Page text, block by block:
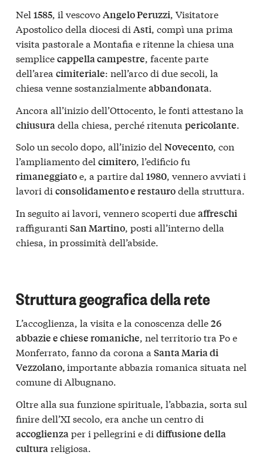
Nel 1585, il vescovoAngelo Peruzzi, Visitatore
Apostolico della diocesi di Asti, compì una prima
visita pastorale a Montafia e ritenne la chiesa una
semplicecappella campestre, facente parte
dell’area cimiteriale: nell’arco di due secoli, la
chiesa venne sostanzialmenteabbandonata.
Ancora all’inizio dell’Ottocento, le fonti attestano la
chiusura della chiesa, perché ritenuta pericolante
Solo un secolo dopo, all’inizio del Novecento, con
l’ampliamento del cimitero, l’edificio fu
rimaneggiatoe, a partire dal 1980, vennero avviati i
lavori di consolidamento e restaurodella struttura.
In seguito ai lavori, vennero scoperti dueaffreschi
raffiguranti San Martino, posti all’interno della
chiesa, in prossimità dell’abside.
Struttura geografica della rete
L’accoglienza, la visita e la conoscenza delle26
abbazie e chiese romaniche, nel territorio tra Po e
Monferrato, fanno da corona a Santa Maria di
Vezzolano,importante abbazia romanica situata nel
comune di Albugnano.
Oltre alla sua funzione spirituale, l’abbazia, sorta sul
finire dell’XI secolo, era anche un centro di
accoglienzaper i pellegrini e di diffusione della
culturareligiosa.